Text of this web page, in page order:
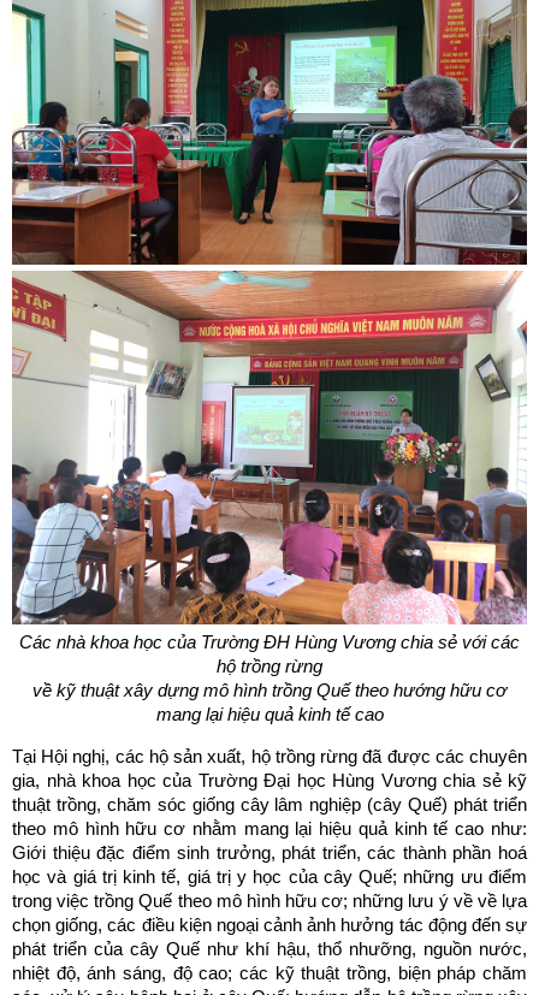
Các nhà khoa học của Trường ĐH Hùng Vương chia sẻ với các
hộ trồng rừng
về kỹ thuật xây dựng mô hình trồng Quếtheo hướng hữu cơ
mang lại hiệu quả kinh tếcao
Tại Hội nghị, các hộ sản xuất, hộ trồng rừng đã được các chuyên
gia, nhà khoa học của Trường Đại học Hùng Vương chia sẻ kỹ
thuật trồng, chăm sóc giống cây lâm nghiệp (cây Quế) phát triển
theo mô hình hữu cơ nhằm mang lại hiệu quả kinh tế cao như:
Giới thiệu đặc điểm sinh trưởng, phát triển, các thành phần hoá
học và giá trị kinh tế, giá trị y học của cây Quế; những ưu điểm
trong việc trồng Quế theo mô hình hữu cơ; những lưu ý về về lựa
chọn giống, các điều kiện ngoại cảnh ảnh hưởng tác động đến sự
phát triển của cây Quế như khí hậu, thổ nhưỡng, nguồn nước,
nhiệt độ, ánh sáng, độ cao; các kỹ thuật trồng, biện pháp chăm